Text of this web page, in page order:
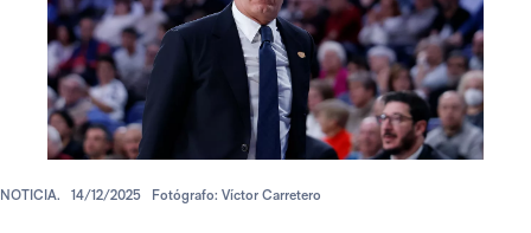
NOTICIA. 14/12/2025 Fotógrafo: Víctor Carretero